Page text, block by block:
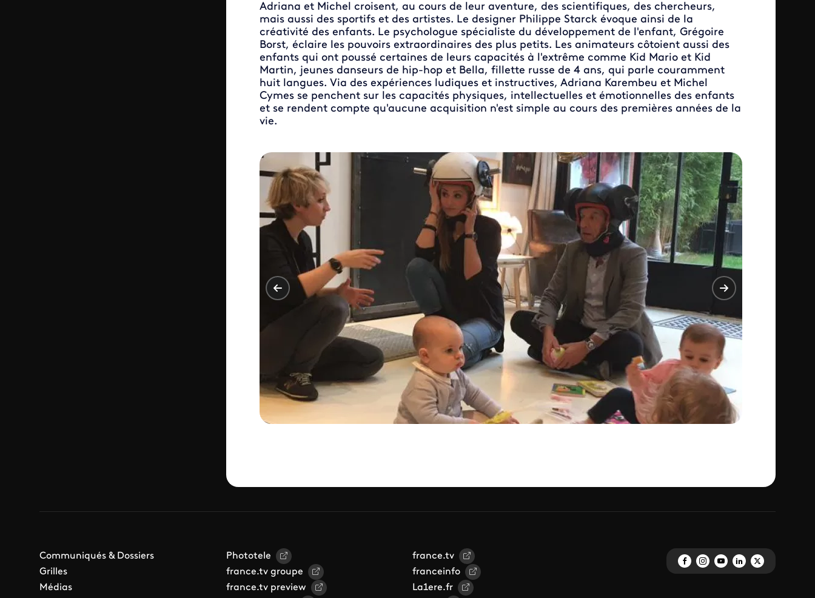
Adriana et Michel croisent, au cours de leur aventure, des scientifiques, des chercheurs,
mais aussi des sportifs et des artistes. Le designer Philippe Starck évoque ainsi de la
créativité des enfants. Le psychologue spécialiste du développement de l'enfant, Grégoire
Borst, éclaire les pouvoirs extraordinaires des plus petits. Les animateurs côtoient aussi des
enfants qui ont poussé certaines de leurs capacités à l'extrême comme Kid Mario et Kid
Martin, jeunes danseurs de hip-hop et Bella, fillette russe de 4 ans, qui parle couramment
huit langues. Via des expériences ludiques et instructives, Adriana Karembeu et Michel
Cymes se penchent sur les capacités physiques, intellectuelles et émotionnelles des enfants
et se rendent compte qu'aucune acquisition n'est simple au cours des premières années de la
vie.
Communiqués & Dossiers
Grilles
Médias
Phototele
france.tv groupe
france.tv preview
france.tv
franceinfo
La1ere.fr